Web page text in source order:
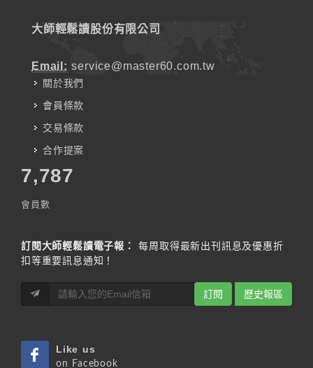
大師輕鬆讀股份有限公司
Email: service@master60.com.tw
關於我們
會員條款
交易條款
合作提案
7,787
會員數
訂閱大師輕鬆讀電子報：
每周取得最新出刊訊息及優惠折
扣等重要訊息通知！
訂閱 歷史報區
Like us
on Facebook